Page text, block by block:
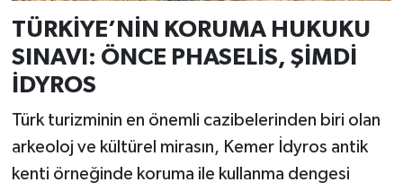
TÜRKİYE’NİN KORUMA HUKUKU
SINAVI: ÖNCE PHASELİS, ŞİMDİ
İDYROS
Türk turizminin en önemli cazibelerinden biri olan
arkeoloj ve kültürel mirasın, Kemer İdyros antik
kenti örneğinde koruma ile kullanma dengesi